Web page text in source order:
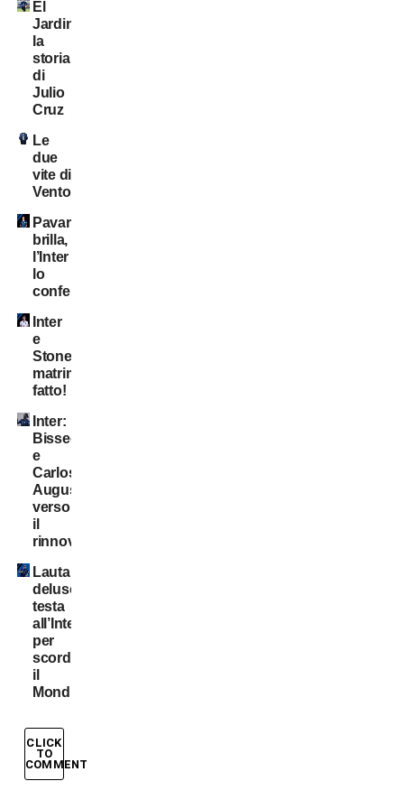
El
Jardinero:
la
storia
di
Julio
Cruz
Le
due
vite di
Ventola
Pavard
brilla,
l’Inter
lo
conferma?
Inter
e
Stones:
matrimonio
fatto!
Inter:
Bisseck
e
Carlos
Augusto
verso
il
rinnovo
Lautaro
deluso:
testa
all’Inter
per
scordare
il
Mondiale
CLICK
TO
COMMENT